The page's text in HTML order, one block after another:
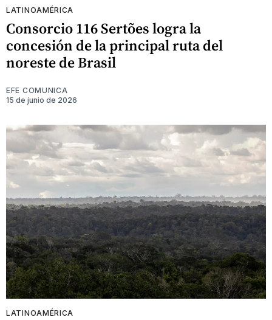
LATINOAMÉRICA
Consorcio 116 Sertões logra la
concesión de la principal ruta del
noreste de Brasil
EFE COMUNICA
15 de junio de 2026
LATINOAMÉRICA